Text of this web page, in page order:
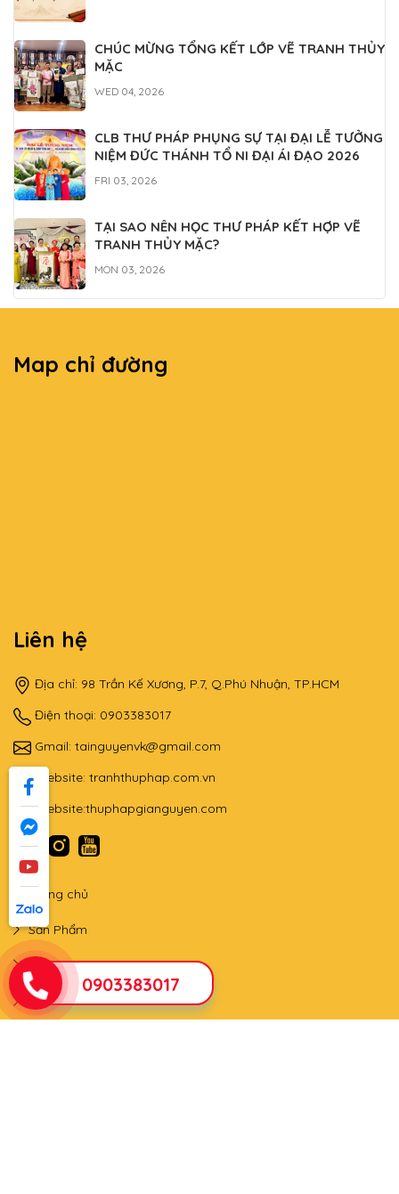
CHÚC MỪNG TỔNG KẾT LỚP VẼ TRANH THỦY
MẶC
WED 04, 2026
CLB THƯ PHÁP PHỤNG SỰ TẠI ĐẠI LỄ TƯỞNG
NIỆM ĐỨC THÁNH TỔ NI ĐẠI ÁI ĐẠO 2026
FRI 03, 2026
TẠI SAO NÊN HỌC THƯ PHÁP KẾT HỢP VẼ
TRANH THỦY MẶC?
MON 03, 2026
Map chỉ đường
Liên hệ
Địa chỉ: 98 Trần Kế Xương, P.7, Q.Phú Nhuận, TP.HCM
Điện thoại: 0903383017
Gmail: tainguyenvk@gmail.com
Website: tranhthuphap.com.vn
Website:thuphapgianguyen.com
Trang chủ
Sản Phẩm
Lớp học
Tin tức
0903383017